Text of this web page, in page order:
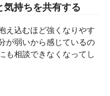
持ちを共有する
え込むほど強くなりやす
が弱いから感じているの
も相談できなくなってし